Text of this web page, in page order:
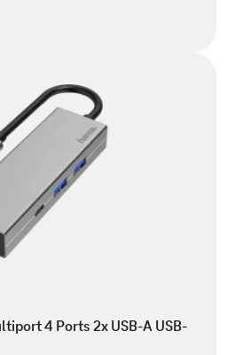
4 Ports 2x USB-A USB-